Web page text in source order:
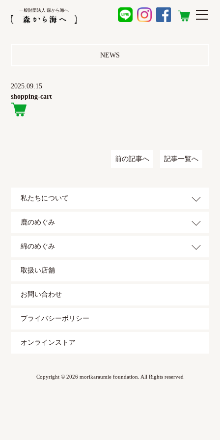
一般財団法人 森から海へ
NEWS
2025.09.15
shopping-cart
前の記事へ 記事一覧へ
私たちについて
鹿のめぐみ
綿のめぐみ
取扱い店舗
お問い合わせ
プライバシーポリシー
オンラインストア
Copyright © 2026 morikaraumie foundation. All Rights reserved